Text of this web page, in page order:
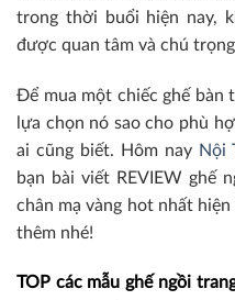
trong thời buổi hiện nay,
được quan tâm và chú
Để mua một chiếc ghế bàn
lựa chọn nó sao cho phù
ai cũng biết. Hôm nay Nội
bạn bài viết REVIEW ghế
chân mạ vàng hot nhất
thêm nhé!
TOP các mẫu ghế ngồi